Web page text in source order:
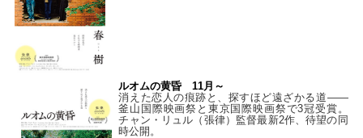
ルオムの黄昏 11月～
消えた恋人の痕跡と、探すほど遠ざかる道——
釜山国際映画祭と東京国際映画祭で3冠受賞。
チャン・リュル（張律）監督最新2作、待望の同
時公開。